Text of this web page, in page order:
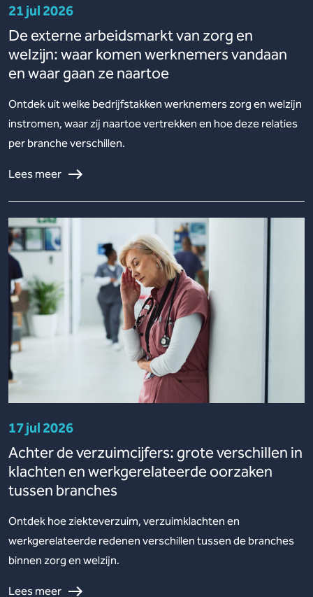
21 jul 2026
De externe arbeidsmarkt van zorg en
welzijn: waar komen werknemers vandaan
en waar gaan ze naartoe
Ontdek uit welke bedrijfstakken werknemers zorg en welzijn
instromen, waar zij naartoe vertrekken en hoe deze relaties
per branche verschillen.
Lees meer
17 jul 2026
Achter de verzuimcijfers: grote verschillen in
klachten en werkgerelateerde oorzaken
tussen branches
Ontdek hoe ziekteverzuim, verzuimklachten en
werkgerelateerde redenen verschillen tussen de branches
binnen zorg en welzijn.
Lees meer